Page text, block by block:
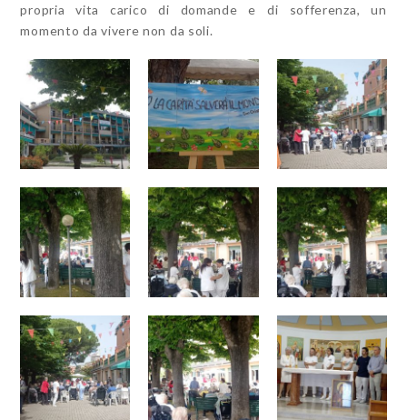
propria vita carico di domande e di sofferenza, un
momento da vivere non da soli.